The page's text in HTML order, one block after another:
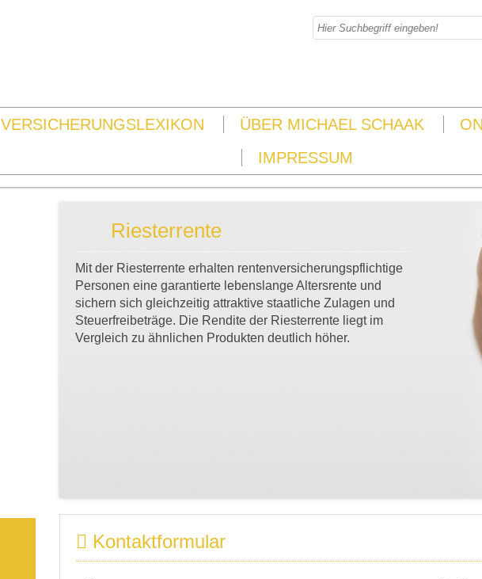
VERSICHERUNGSLEXIKON ÜBER MICHAEL SCHAAK
IMPRESSUM
Riesterrente
Mit der Riesterrente erhalten rentenversicherungspflichtige
Personen eine garantierte lebenslange Altersrente und
sichern sich gleichzeitig attraktive staatliche Zulagen und
Steuerfreibeträge. Die Rendite der Riesterrente liegt im
Vergleich zu ähnlichen Produkten deutlich höher.
Kontaktformular